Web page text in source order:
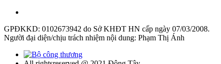
GPĐKKD: 0102673942 do Sở KHĐT HN cấp ngày 07/03/2008.
Người đại diện/chịu trách nhiệm nội dung: Phạm Thị Ánh